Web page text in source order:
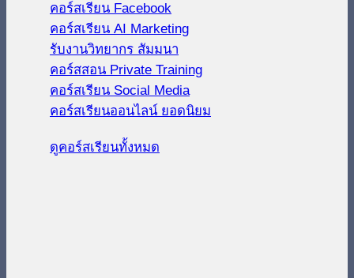
คอร์สเรียน Facebook
คอร์สเรียน AI Marketing
รับงานวิทยากร สัมมนา
คอร์สสอน Private Training
คอร์สเรียน Social Media
คอร์สเรียนออนไลน์
ดูคอร์สเรียนทั้งหมด